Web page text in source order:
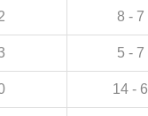
8 - 7
5 - 7
14 - 6